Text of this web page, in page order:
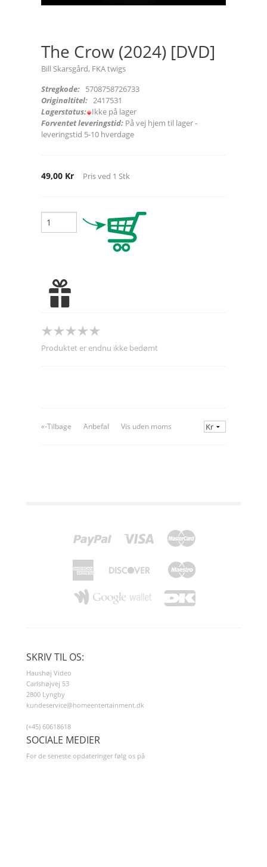
The Crow (2024) [DVD]
Bill Skarsgård, FKA twigs
Stregkode: 5708758726733
Originaltitel: 2417531
Lagerstatus: Ikke på lager
Forventet leveringstid: På vej hjem til lager -
leveringstid 5-10 hverdage
49,00 Kr Pris ved 1 Stk
Produktet er endnu ikke bedømt
«-Tilbage Anbefal Vis uden moms
SKRIV TIL OS:
Haushøj Video
Carlshøjvej 53
2800 Lyngby
kundeservice@homeentertainment.dk
(+45) 60618618
SOCIALE MEDIER
For de seneste opdateringer følg os på